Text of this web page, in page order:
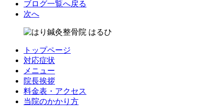
ブログ一覧へ戻る
次へ
トップページ
対応症状
メニュー
院長挨拶
料金表・アクセス
当院のかかり方